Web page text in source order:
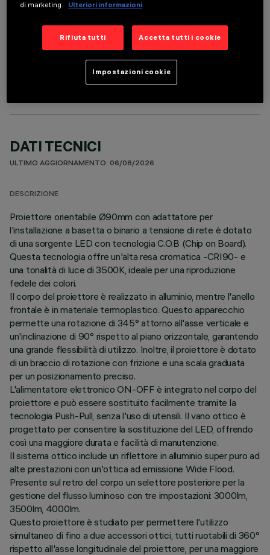
COMPONENTI OPZIONALI
DATI TECNICI
ULTIMO AGGIORNAMENTO: 06/08/2026
DESCRIZIONE
Proiettore orientabile Ø90mm con adattatore per
l'installazione a basetta o binario a tensione di rete è dotato
di una sorgente LED con tecnologia C.O.B (Chip on Board).
Questa tecnologia offre un'alta resa cromatica -CRI90- e
una tonalità di luce di 3500K, ideale per una riproduzione
fedele dei colori.
Il corpo del proiettore è realizzato in alluminio, mentre l'anello
frontale è in materiale termoplastico. Questo apparecchio
permette una rotazione di 345° attorno all'asse verticale e
un'inclinazione di 90° rispetto al piano orizzontale, garantendo
una grande flessibilità di utilizzo. Inoltre, il proiettore è dotato
di un braccio di rotazione con frizione e una scala graduata
per un posizionamento preciso.
L'alimentatore elettronico ON-OFF è integrato nel corpo del
proiettore e può essere sostituito facilmente tramite la
tecnologia Push-Pull, senza l'uso di utensili. Il vano ottico è
progettato per consentire la sostituzione del LED, offrendo
così una maggiore durata e facilità di manutenzione.
Il sistema ottico include un riflettore in alluminio super puro ad
alte prestazioni con un'ottica ad emissione Wide Flood.
Presente sul retro del corpo un selettore posteriore per la
gestione del flusso luminoso con tre impostazioni: 3000lm,
3500lm, 4000lm.
Questo proiettore è studiato per permettere l'utilizzo
simultaneo di fino a due accessori ottici, tutti ruotabili di 360°
rispetto all'asse longitudinale del proiettore, per una maggiore
di marketing.
Ulteriori informazioni
Rifiuta tutti Accetta tutti i cookie
Impostazioni cookie